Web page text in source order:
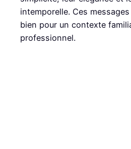
intemporelle. Ces
bien pour un contexte
professionnel.